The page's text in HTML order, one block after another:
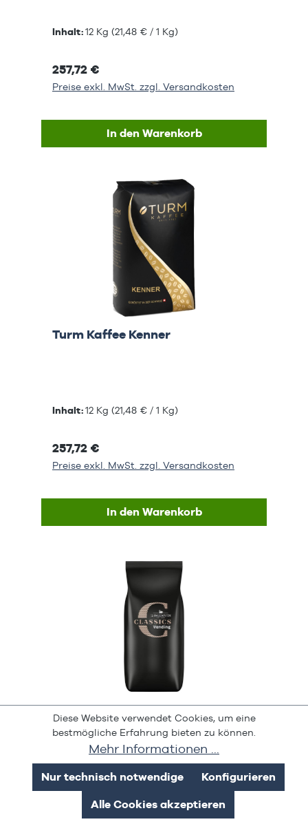
Inhalt:12 Kg (21,48 € / 1 Kg)
257,72 €
Preise exkl. MwSt. zzgl. Versandkosten
In den Warenkorb
Turm Kaffee Kenner
Inhalt:12 Kg (21,48 € / 1 Kg)
257,72 €
Preise exkl. MwSt. zzgl. Versandkosten
In den Warenkorb
Espresso Classico Vending
Inhalt:
Diese Website verwendet Cookies, um eine
bestmögliche Erfahrung bieten zu können.
Mehr Informationen ...
Nur technisch notwendige Konfigurieren
Alle Cookies akzeptieren